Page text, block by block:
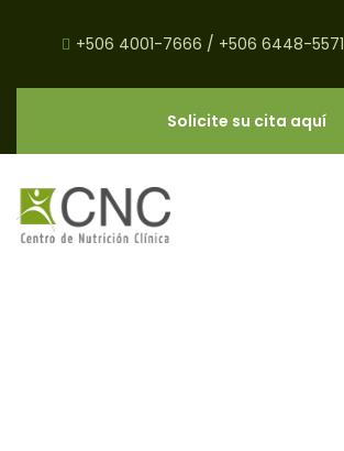
+506 4001-7666 / +506 6448-5571
Solicite su cita aquí